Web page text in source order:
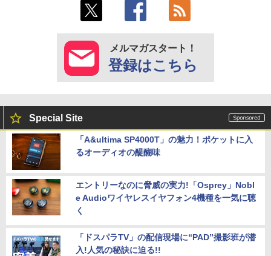
メルマガスタート！
登録はこちら
Special Site
「A&ultima SP4000T」の魅力！ポケットに入
るオーディオの醍醐味
エントリーなのに脅威の実力!「Osprey」Nobl
e Audioワイヤレスイヤフォン4機種を一気に聴
く
「ドスパラTV」の配信現場に“PAD”撮影班が潜
入!人気の秘訣に迫る!!